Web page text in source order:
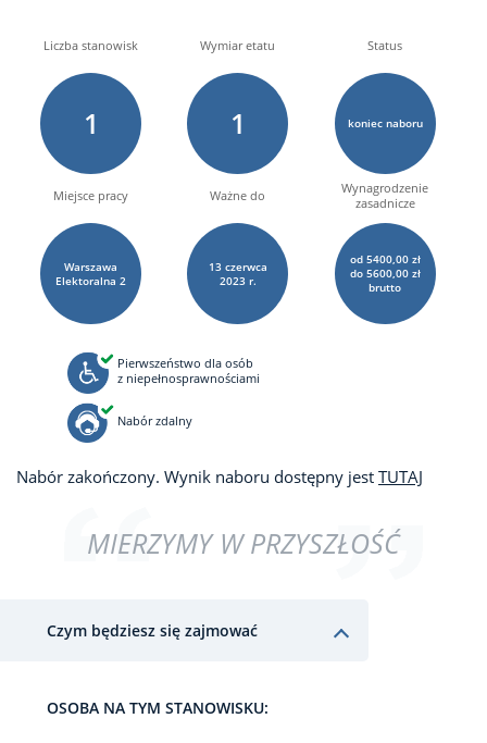
Liczba stanowisk
1
Wymiar etatu
1
Status
koniec naboru
Miejsce pracy
Warszawa
Elektoralna2
Ważne do
13 czerwca
2023 r.
Wynagrodzenie
zasadnicze
od 5400,00 zł
do 5600,00 zł
brutto
Pierwszeństwo dla osób
z niepełnosprawnościami
Nabór zdalny
Nabór zakończony. Wynik naboru dostępny jest TUTAJ
MIERZYMY W PRZYSZŁOŚĆ
Czym będziesz się zajmować
OSOBA NA TYM STANOWISKU: